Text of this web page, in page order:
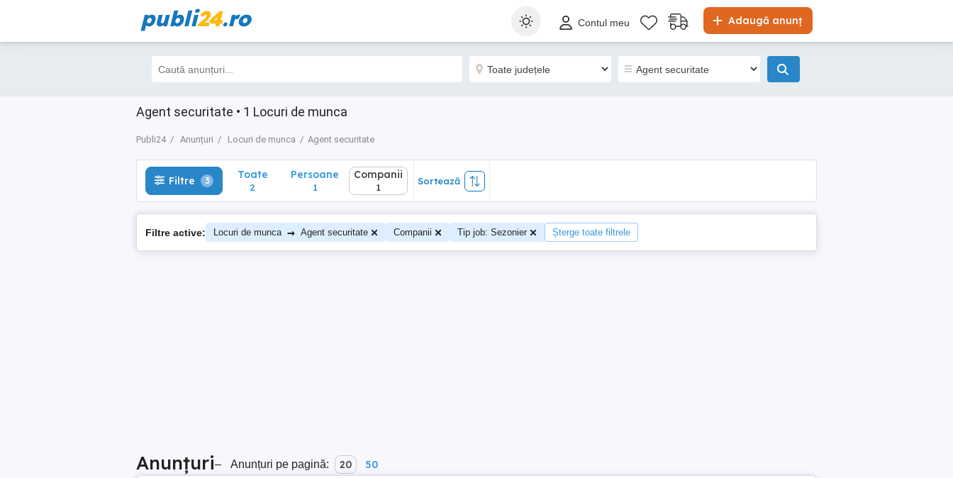
publi24.ro Adaugă anunț
Contul meu
Agent securitate • 1 Locuri de munca
Publi24 Anunțuri Locuri de munca Agent securitate
Filtre 3 Toate
2
Filtre 3 Toate
2
Persoane
1
Companii
1
Sortează
Filtre active: Locuri de munca → Agent securitate Companii Tip job: Sezonier Șterge toate filtrele
Anunțuri– Anunțuri pe pagină: 20 50